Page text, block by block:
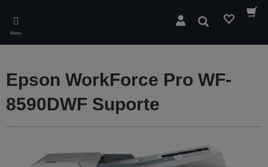
main
content
Menu
Pesquisar
Epson WorkForce Pro WF-
8590DWF Suporte